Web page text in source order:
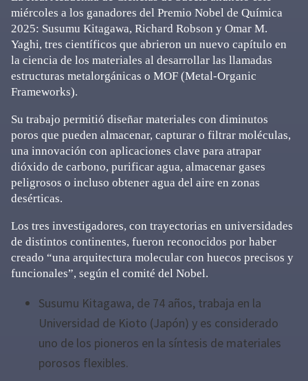
miércoles a los ganadores del Premio Nobel de Química
2025: Susumu Kitagawa, Richard Robson y Omar M.
Yaghi, tres científicos que abrieron un nuevo capítulo en
la ciencia de los materiales al desarrollar las llamadas
estructuras metalorgánicas o MOF (Metal-Organic
Frameworks).
Su trabajo permitió diseñar materiales con diminutos
poros que pueden almacenar, capturar o filtrar moléculas,
una innovación con aplicaciones clave para atrapar
dióxido de carbono, purificar agua, almacenar gases
peligrosos o incluso obtener agua del aire en zonas
desérticas.
Los tres investigadores, con trayectorias en universidades
de distintos continentes, fueron reconocidos por haber
creado “una arquitectura molecular con huecos precisos y
funcionales”, según el comité del Nobel.
Susumu Kitagawa, de 74 años, trabaja en la
Universidad de Kioto (Japón) y es considerado
uno de los pioneros en la síntesis de materiales
porosos flexibles.